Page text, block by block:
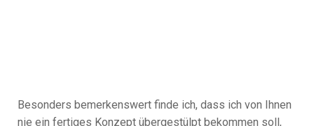
Besonders bemerkenswert finde ich, dass ich von Ihnen
nie ein fertiges Konzept übergestülpt bekommen soll,